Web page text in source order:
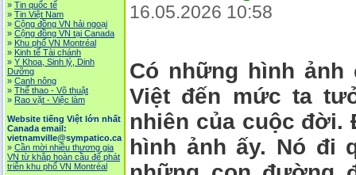
» Tin quốc tế
» Tin Việt Nam
» Cộng đồng VN hải ngoại
» Cộng đồng VN tại Canada
» Khu phố VN Montréal
» Kinh tế Tài chánh
» Y Khoa, Sinh lý, Dinh
Dưỡng
» Canh nông
» Thể thao - Võ thuật
» Rao vặt - Việc làm
Website tiếng Việt lớn nhất
Canada email:
vietnamville@sympatico.ca
» Cần mời nhiều thương gia
VN từ khắp hoàn cầu để phát
triễn khu phố VN Montréal
16.05.2026 10:58
Có những hình
Việt đến mức ta
nhiên của cuộc đời.
hình ảnh ấy. Nó đi